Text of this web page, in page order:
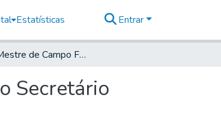
Estatísticas Entrar
Para o Mestre de Campo Francisco Xavier dos Santos- Do Secretário
Secretário